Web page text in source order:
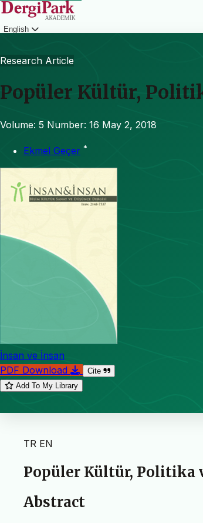
English
Research Article
Popüler Kültür,
Volume: 5 Number: 16 May 2, 2018
Ekmel Geçer *
İnsan ve İnsan
PDF Download
Cite
Add To My Library
TR EN
Popüler Kültür, Politika
Abstract